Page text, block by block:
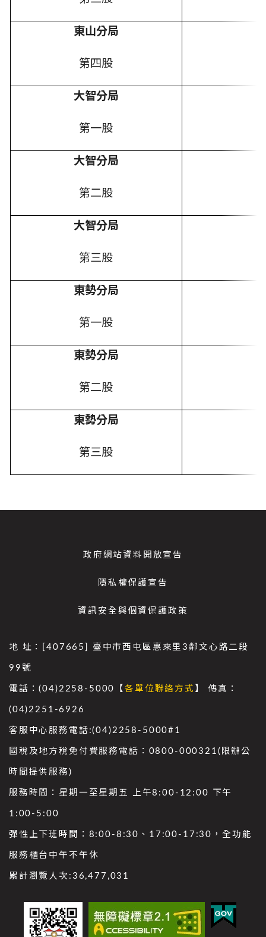
東山分局
第四股
大智分局
第一股
大智分局
第二股
大智分局
第三股
東勢分局
第一股
東勢分局
第二股
東勢分局
第三股
政府網站資料開放宣告
隱私權保護宣告
資訊安全與個資保護政策
地 址：[407665] 臺中市西屯區惠來里3鄰文心路二段
99號
電話：(04)2258-5000【各單位聯絡方式 】 傳真：
(04)2251-6926
客服中心服務電話:(04)2258-5000#1
國稅及地方稅免付費服務電話：0800-000321(限辦公
時間提供服務)
服務時間：星期一至星期五 上午8:00-12:00 下午
1:00-5:00
彈性上下班時間：8:00-8:30、17:00-17:30，全功能
服務櫃台中午不午休
累計瀏覽人次: 36,477,031